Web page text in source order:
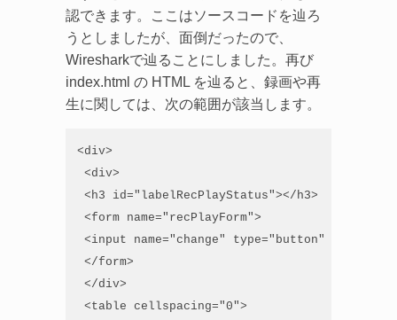
認できます。ここはソースコードを辿ろ
うとしましたが、面倒だったので、
Wiresharkで辿ることにしました。再び
index.html の HTML を辿ると、録画や再
生に関しては、次の範囲が該当します。
<div>
<div>
<h3 id="labelRecPlayStatus"></h3>
<form name="recPlayForm">
<input name="change" type="button"
</form>
</div>
<table cellspacing="0">